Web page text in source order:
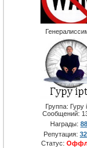
Группа: Гуру
Сообщений:
Награды:
Репутация:
Статус: